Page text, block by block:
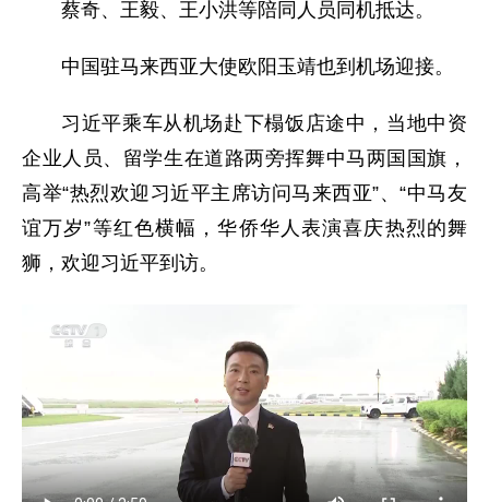
蔡奇、王毅、王小洪等陪同人员同机抵达。
中国驻马来西亚大使欧阳玉靖也到机场迎接。
习近平乘车从机场赴下榻饭店途中，当地中资
企业人员、留学生在道路两旁挥舞中马两国国旗，
高举“热烈欢迎习近平主席访问马来西亚”、“中马友
谊万岁”等红色横幅，华侨华人表演喜庆热烈的舞
狮，欢迎习近平到访。